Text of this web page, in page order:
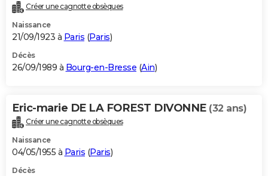
Créer une cagnotte obsèques
Naissance
21/09/1923 à Paris (Paris)
Décès
26/09/1989 à Bourg-en-Bresse (Ain)
Eric-marie DE LA FOREST DIVONNE (32 ans)
Créer une cagnotte obsèques
Naissance
04/05/1955 à Paris (Paris)
Décès